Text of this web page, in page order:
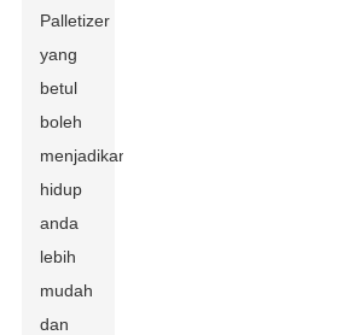
Palletizer
yang
betul
boleh
menjadikan
hidup
anda
lebih
mudah
dan